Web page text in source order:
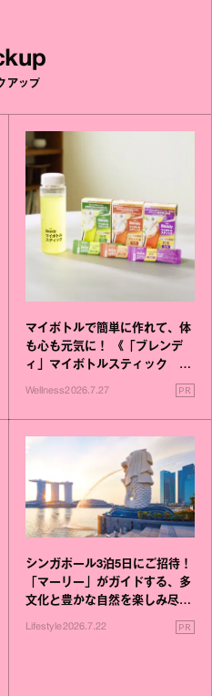
アップ
マイボトルで簡単に作れて、体
も心も元気に！ 《「ブレンデ
ィ」マイボトルスティック い
いこと毎日》シリーズが誕生
Wellness2026.7.27 PR
シンガポール3泊5日にご招待！
「マーリー」がガイドする、多
文化と豊かな自然を楽しみ尽く
Lifestyle2026.7.22 PR